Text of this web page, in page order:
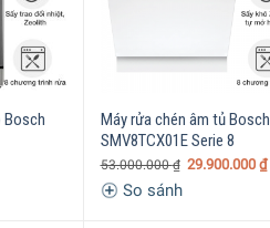
Bosch
Máy rửa chén âm tủ Bosch
SMV8TCX01E Serie 8
53.000.000₫ 29.900.000 ₫
So sánh